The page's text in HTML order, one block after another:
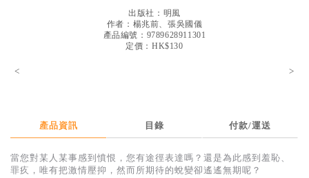
得獎作品推介
暢銷榜
出版社： 明風
作者： 楊兆前、張吳國儀
產品編號：9789628911301
定價：HK$130
< >
產品資訊 目錄 付款/運送
當您對某人某事感到憤恨，您有途徑表達嗎？還是為此感到羞恥、
罪疚，唯有把激情壓抑，然而所期待的蛻變卻遙遙無期呢？